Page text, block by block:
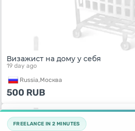
Визажист на дому у себя
19 day ago
Russia,Москва
500 RUB
FREELANCE IN 2 MINUTES